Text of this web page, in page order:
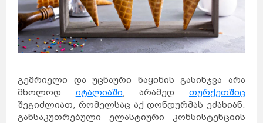
გემრიელი და უცნაური ნაყინის გასინჯვა არა
მხოლოდ იტალიაში, არამედთურქეთშიც
შეგიძლიათ, რომელსაც აქ დონდურმას ეძახიან.
განსაკუთრებული ელასტიური კონსისტენციის